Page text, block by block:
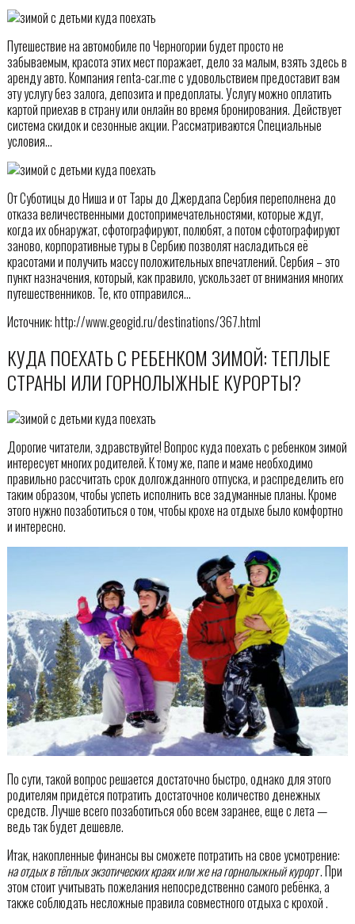
Путешествие на автомобиле по Черногории будет просто не
забываемым, красота этих мест поражает, дело за малым, взять здесь в
аренду авто. Компания renta-car.me с удовольствием предоставит вам
эту услугу без залога, депозита и предоплаты. Услугу можно оплатить
картой приехав в страну или онлайн во время бронирования. Действует
система скидок и сезонные акции. Рассматриваются Специальные
условия…
От Суботицы до Ниша и от Тары до Джердапа Сербия переполнена до
отказа величественными достопримечательностями, которые ждут,
когда их обнаружат, сфотографируют, полюбят, а потом сфотографируют
заново, корпоративные туры в Сербию позволят насладиться её
красотами и получить массу положительных впечатлений. Сербия – это
пункт назначения, который, как правило, ускользает от внимания многих
путешественников. Те, кто отправился…
Источник: http://www.geogid.ru/destinations/367.html
КУДА ПОЕХАТЬ С РЕБЕНКОМ ЗИМОЙ: ТЕПЛЫЕ
СТРАНЫ ИЛИ ГОРНОЛЫЖНЫЕ КУРОРТЫ?
Дорогие читатели, здравствуйте! Вопрос куда поехать с ребенком зимой
интересует многих родителей. К тому же, папе и маме необходимо
правильно рассчитать срок долгожданного отпуска, и распределить его
таким образом, чтобы успеть исполнить все задуманные планы. Кроме
этого нужно позаботиться о том, чтобы крохе на отдыхе было комфортно
и интересно.
По сути, такой вопрос решается достаточно быстро, однако для этого
родителям придётся потратить достаточное количество денежных
средств. Лучше всего позаботиться обо всем заранее, еще с лета —
ведь так будет дешевле.
Итак, накопленные финансы вы сможете потратить на свое усмотрение:
на отдых в тёплых экзотических краях или же на горнолыжный курорт. При
этом стоит учитывать пожелания непосредственно самого ребёнка, а
также соблюдать несложные правила совместного отдыха с крохой .